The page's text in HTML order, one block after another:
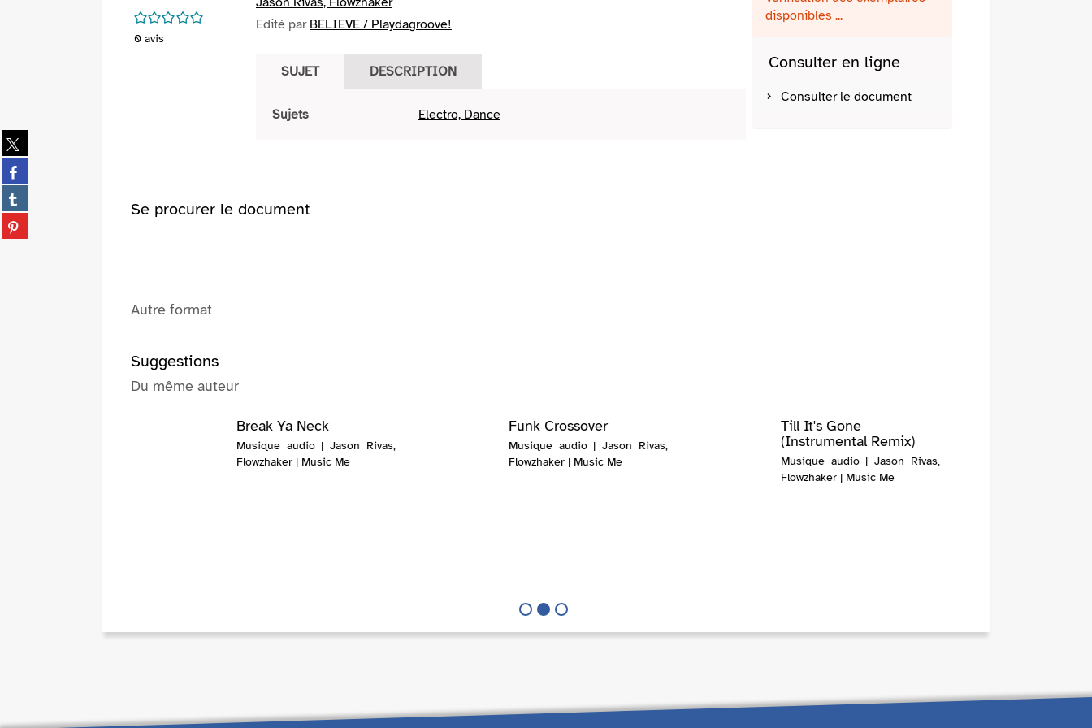
Partager
sur
twitter
(Nouvelle
fenêtre)
Partager
sur
facebook
(Nouvelle
fenêtre)
Partager
sur
tumblr
Partager
sur
/5
0 avis
Edité par BELIEVE / Playdagroove!
SUJET DESCRIPTION
Sujets Electro, Dance
disponibles ...
Consulter en ligne
Consulter le document
Se procurer le document
Autre format
Suggestions
Du même auteur
Funk Crossover
Musique audio | Jason Rivas,
Flowzhaker | Music Me
Till It's Gone
(Instrumental Remix)
Musique audio | Jason Rivas,
Flowzhaker | Music Me
Break Ya Neck
Musique audio | Jason Rivas,
Flowzhaker | Music Me